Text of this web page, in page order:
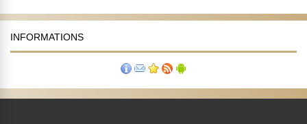
INFORMATIONS